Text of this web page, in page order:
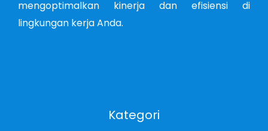
mengoptimalkan kinerja dan efisiensi di
lingkungan kerja Anda.
Kategori